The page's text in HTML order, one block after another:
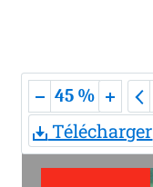
45 %
Télécharger